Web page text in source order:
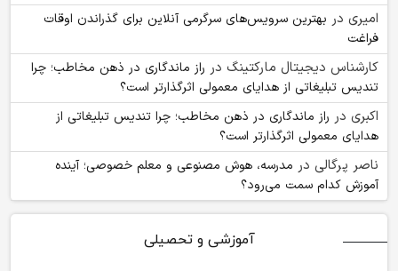
امیری در بهترین سرویس‌های سرگرمی آنلاین برای گذراندن اوقات
فراغت
کارشناس دیجیتال مارکتینگ در راز ماندگاری در ذهن مخاطب؛ چرا
تندیس تبلیغاتی از هدایای معمولی اثرگذارتر است؟
اکبری در راز ماندگاری در ذهن مخاطب؛ چرا تندیس تبلیغاتی از
هدایای معمولی اثرگذارتر است؟
ناصر پرگالی در مدرسه، هوش مصنوعی و معلم خصوصی؛ آینده
آموزش کدام سمت می‌رود؟
آموزشی و تحصیلی